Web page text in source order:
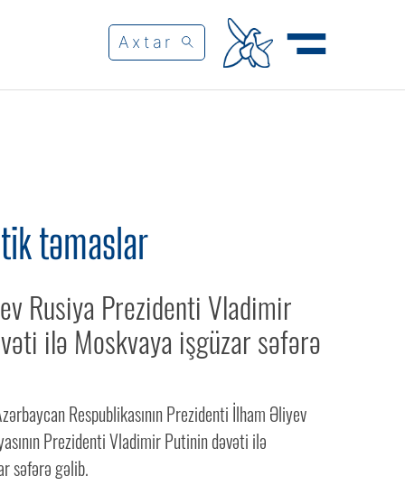
təmaslar
Rusiya Prezidenti Vladimir
ilə Moskvaya işgüzar səfərə
Respublikasının Prezidenti İlham Əliyev
Prezidenti Vladimir Putinin dəvəti ilə
səfərə gəlib.